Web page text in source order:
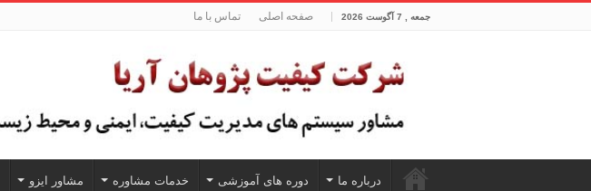
جمعه , 7 آگوست 2026 صفحه اصلی تماس با ما
درباره ما دوره های آموزشی خدمات مشاوره مشاور ایزو